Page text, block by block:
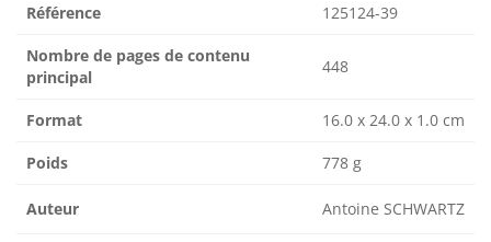
Référence 125124-39
Nombre de pages de contenu
principal
448
Format 16.0 x 24.0 x 1.0 cm
Poids 778 g
Auteur Antoine SCHWARTZ